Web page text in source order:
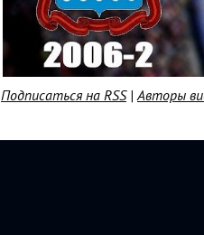
Подписаться на RSS|Авторы